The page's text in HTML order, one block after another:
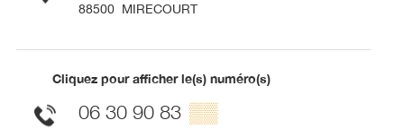
88500 MIRECOURT
Cliquez pour afficher le(s) numéro(s)
06 30 90 83 ▒▒